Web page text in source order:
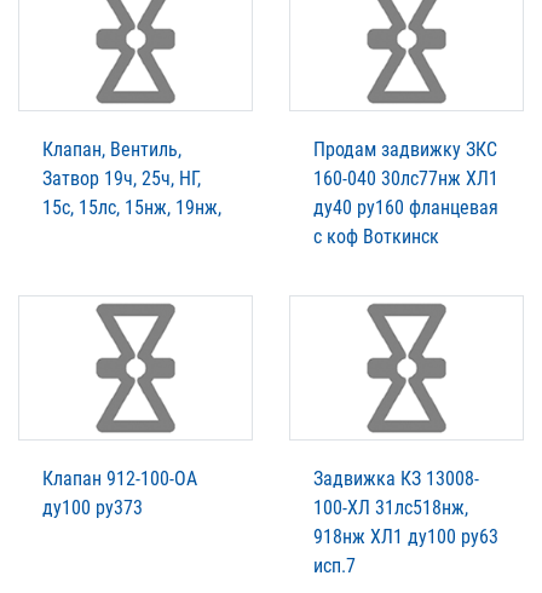
Клапан, Вентиль,
Затвор 19ч, 25ч, НГ,
15с, 15лс, 15нж, 19нж,
Продам задвижку ЗКС
160-040 30лс77нж ХЛ1
ду40 ру160 фланцевая
с коф Воткинск
Клапан 912-100-ОА
ду100 ру373
Задвижка КЗ 13008-
100-ХЛ 31лс518нж,
918нж ХЛ1 ду100 ру63
исп.7